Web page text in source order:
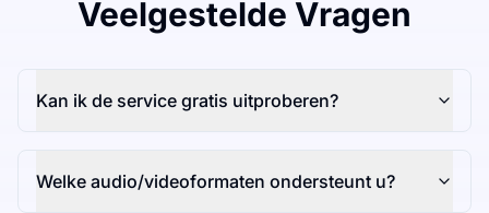
Veelgestelde Vragen
Kan ik de service gratis uitproberen?
Welke audio/videoformaten ondersteunt u?